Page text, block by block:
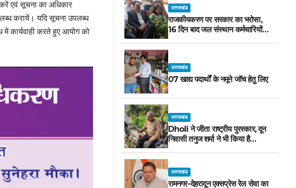
करें एवं सूचना का अधिकार
करायें। यदि सूचना उपलब्ध
कार्यवाही करते हुए आयोग को
उत्तराखंड
राजकीयकरण पर सरकार का भरोसा,
16 दिन बाद जल संस्थान कर्मचारियों
का धरना स्थगित
उत्तराखंड
07 खाद्य पदार्थों के नमूने जॉच हेतु लिए
उत्तराखंड
Dholi ने जीता राष्ट्रीय पुरस्कार, दून
निवासी तनुज शर्मा ने भी किया है
अभिनय! सीएम ने दी शुभकामनाएं !
उत्तराखंड
रामनगर-देहरादून एक्सप्रेस रेल सेवा का